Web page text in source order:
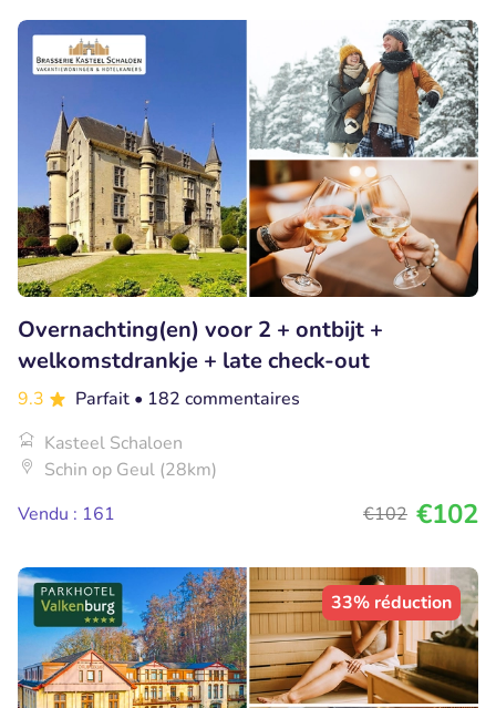
Overnachting(en) voor 2 + ontbijt +
welkomstdrankje + late check-out
9.3 Parfait • 182 commentaires
Kasteel Schaloen
Schin op Geul (28km)
Vendu : 161
€102 €102
33% réduction